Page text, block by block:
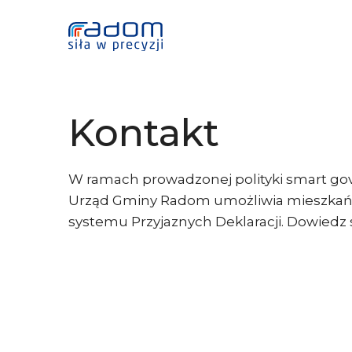
Kontakt
W ramach prowadzonej polityki smart
Urząd Gminy Radom umożliwia
systemu Przyjaznych Deklaracji. Dowiedz